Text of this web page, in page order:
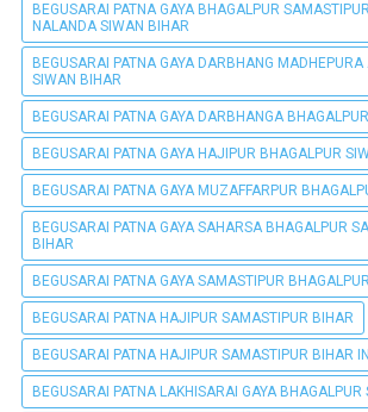
BEGUSARAI PATNA GAYA BHAGALPUR
NALANDA SIWAN BIHAR
BEGUSARAI PATNA GAYA DARBHANG
SIWAN BIHAR
BEGUSARAI PATNA GAYA DARBHANGA
BEGUSARAI PATNA GAYA HAJIPUR BHAGALPUR
BEGUSARAI PATNA GAYA MUZAFFARPUR
BEGUSARAI PATNA GAYA SAHARSA BHAGALPUR
BIHAR
BEGUSARAI PATNA GAYA SAMASTIPUR
BEGUSARAI PATNA HAJIPUR SAMASTIPUR BIHAR
BEGUSARAI PATNA HAJIPUR SAMASTIPUR BIHAR
BEGUSARAI PATNA LAKHISARAI GAYA BHAGALPUR